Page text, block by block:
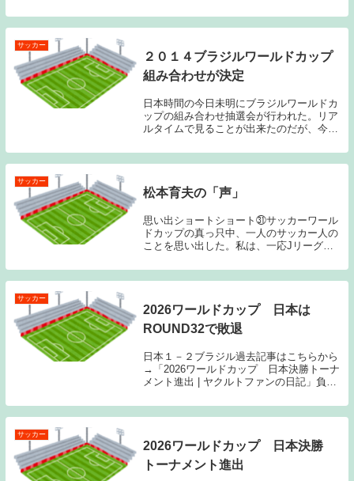
的なメンバーが揃ったのではないかと感じ
ている。最終予選の序盤３試合に臨むメン
サッカー
２０１４ブラジルワールドカップ
組み合わせが決定
日本時間の今日未明にブラジルワールドカ
ップの組み合わせ抽選会が行われた。リア
ルタイムで見ることが出来たのだが、今大
象があり、グループリーグから非常に面白
い大会になりそうな予感がする。それでは
サッカー
松本育夫の「声」
思い出ショートショート㉛サッカーワール
ドカップの真っ只中、一人のサッカー人の
ことを思い出した。私は、一応Jリーグ開
がらだが記憶している世代である。当時の
日本サッカー界に一般人が触れる機会と言
サッカー
2026ワールドカップ 日本は
ROUND32で敗退
日本１－２ブラジル過去記事はこちらから
→「2026ワールドカップ 日本決勝トーナ
メント進出 | ヤクルトファンの日記」負け
去5回の優勝を誇るサッカー王国ブラジル
と対戦することになった。世界トップの強
サッカー
2026ワールドカップ 日本決勝
トーナメント進出